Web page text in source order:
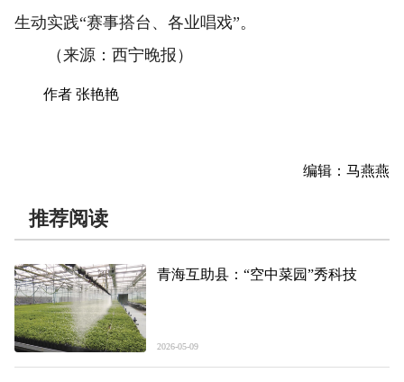
生动实践“赛事搭台、各业唱戏”。
（来源：西宁晚报）
作者 张艳艳
编辑：马燕燕
推荐阅读
青海互助县：“空中菜园”秀科技
2026-05-09